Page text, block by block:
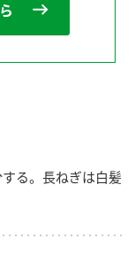
る。長ねぎは白髪